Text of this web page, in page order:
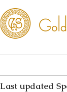
Last updated